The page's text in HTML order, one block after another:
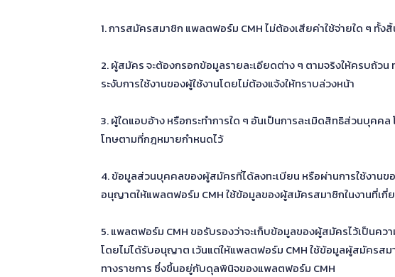
1. การสมัครสมาชิก แพลตฟอร์ม CMH ไม่ต้องเสียค่าใช้จ่ายใด ๆ ทั้ง
2. ผู้สมัคร จะต้องกรอกข้อมูลรายละเอียดต่าง ๆ ตามจริงให้ครบถ้
ระงับการใช้งานของผู้ใช้งานโดยไม่ต้องแจ้งให้ทราบล่วงหน้า
3. ผู้ใดแอบอ้าง หรือกระทำการใด ๆ อันเป็นการละเมิดสิทธิส่วนบุค
โทษตามที่กฎหมายกำหนดไว้
4. ข้อมูลส่วนบุคคลของผู้สมัครที่ได้ลงทะเบียน หรือผ่านการใช้งา
อนุญาตให้แพลตฟอร์ม CMH ใช้ข้อมูลของผู้สมัครสมาชิกในงานที่เ
5. แพลตฟอร์ม CMH ขอรับรองว่าจะเก็บข้อมูลของผู้สมัครไว้เป็นค
โดยไม่ได้รับอนุญาต เว้นแต่ให้แพลตฟอร์ม CMH ใช้ข้อมูลผู้สมัครส
ทางราชการ ซึ่งขึ้นอยู่กับดุลพินิจของแพลตฟอร์ม CMH